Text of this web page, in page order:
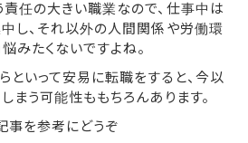
任の大きい職業なので、仕事中は
し、それ以外の人間関係や労働環
みたくないですよね。
といって安易に転職をすると、今以
まう可能性ももちろんあります。
事を参考にどうぞ